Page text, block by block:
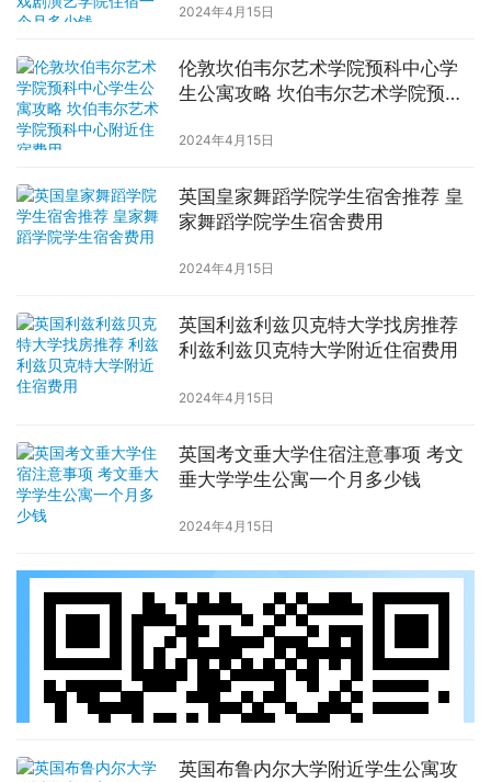
2024年4月15日
伦敦坎伯韦尔艺术学院预科中心学
生公寓攻略 坎伯韦尔艺术学院预科
2024年4月15日
英国皇家舞蹈学院学生宿舍推荐 皇
家舞蹈学院学生宿舍费用
2024年4月15日
英国利兹利兹贝克特大学找房推荐
利兹利兹贝克特大学附近住宿费用
2024年4月15日
英国考文垂大学住宿注意事项 考文
垂大学学生公寓一个月多少钱
2024年4月15日
英国布鲁内尔大学附近学生公寓攻